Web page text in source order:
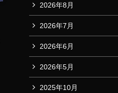
2026年8月
2026年7月
2026年6月
2026年5月
2025年10月